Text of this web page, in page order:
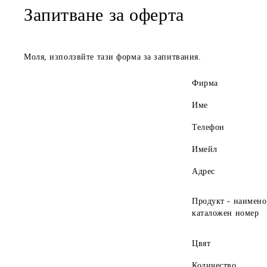
Запитване за оферта
Моля, използвйте тази форма за запитвания.
Фирма
Име
Телефон
Имейл
Адрес
Продукт -
каталожен номер
Цвят
Количество